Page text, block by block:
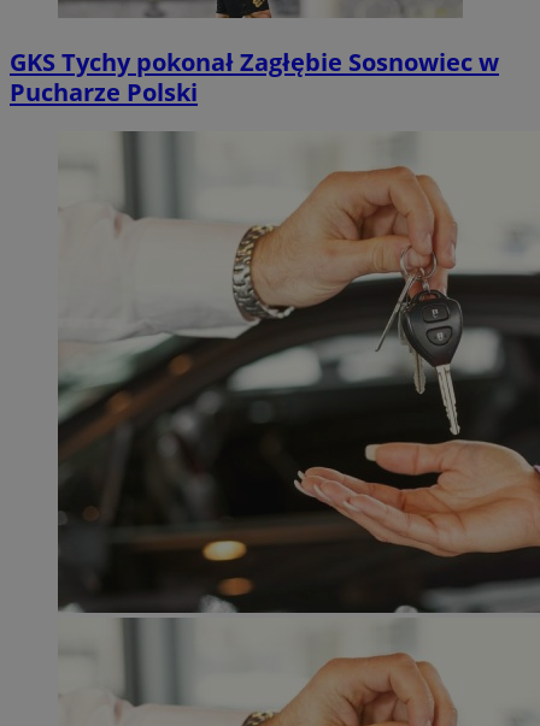
GKS Tychy pokonał Zagłębie Sosnowiec w
Pucharze Polski